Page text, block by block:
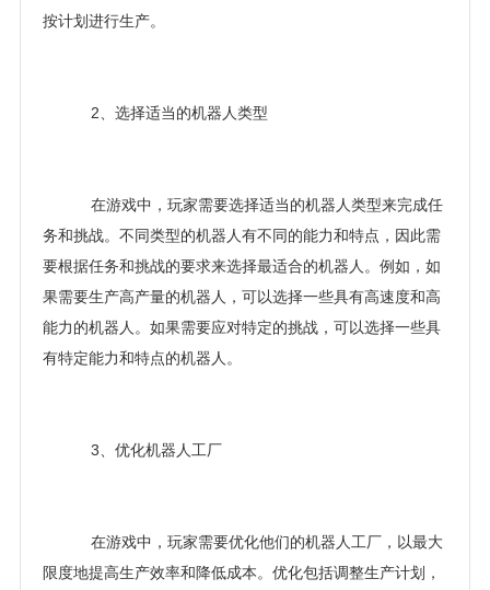
按计划进行生产。
2、选择适当的机器人类型
在游戏中，玩家需要选择适当的机器人类型来完成任
务和挑战。不同类型的机器人有不同的能力和特点，因此需
要根据任务和挑战的要求来选择最适合的机器人。例如，如
果需要生产高产量的机器人，可以选择一些具有高速度和高
能力的机器人。如果需要应对特定的挑战，可以选择一些具
有特定能力和特点的机器人。
3、优化机器人工厂
在游戏中，玩家需要优化他们的机器人工厂，以最大
限度地提高生产效率和降低成本。优化包括调整生产计划，